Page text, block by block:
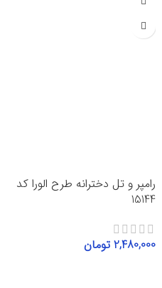
رامپر و تل دخترانه طرح الورا کد
15144
2,480,000 تومان